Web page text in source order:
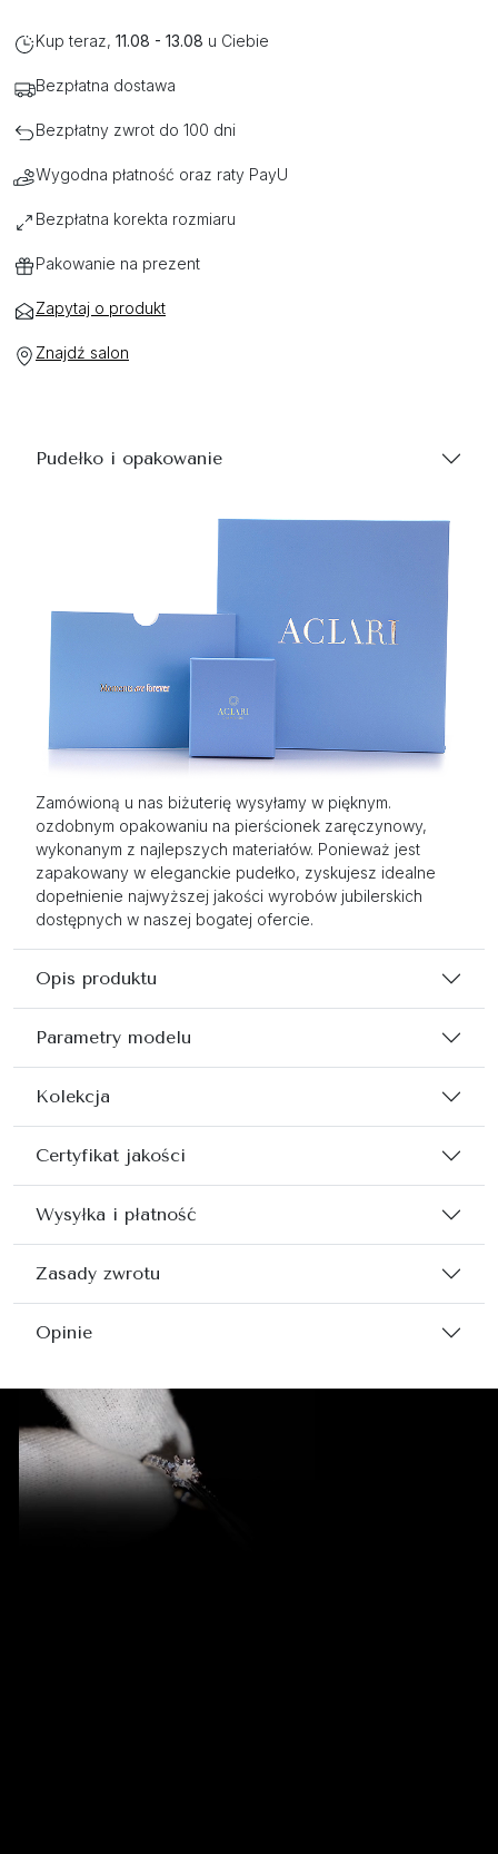
Kup teraz, 11.08 - 13.08 u Ciebie
Bezpłatna dostawa
Bezpłatny zwrot do 100 dni
Wygodna płatność oraz raty PayU
Bezpłatna korekta rozmiaru
Pakowanie na prezent
Zapytaj o produkt
Znajdź salon
Pudełko i opakowanie
Zamówioną u nas biżuterię wysyłamy w pięknym.
ozdobnym opakowaniu na pierścionek zaręczynowy,
wykonanym z najlepszych materiałów. Ponieważ jest
zapakowany w eleganckie pudełko, zyskujesz idealne
dopełnienie najwyższej jakości wyrobów jubilerskich
dostępnych w naszej bogatej ofercie.
Opis produktu
Parametry modelu
Kolekcja
Certyfikat jakości
Wysyłka i płatność
Zasady zwrotu
Opinie